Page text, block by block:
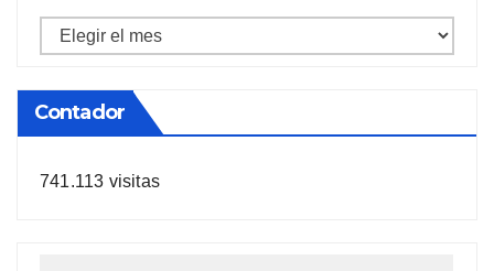
Notas
Contador
741.113 visitas